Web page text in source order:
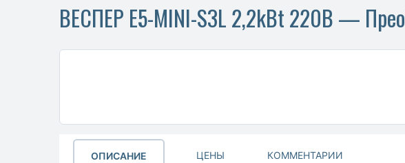
ВЕСПЕР E5-MINI-S3L 2,2kBt 220B —
ОПИСАНИЕ ЦЕНЫ КОММЕНТАРИИ